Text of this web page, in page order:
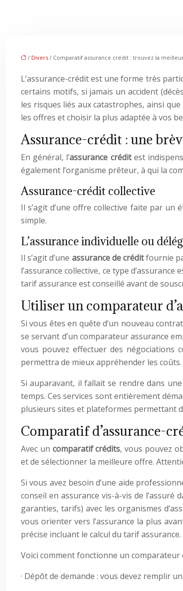
/ Divers / Comparatif assurance crédit : trouvez la
L’assurance-crédit est une forme très
certains motifs, si jamais un accident
les risques liés aux catastrophes, ainsi
les offres et choisir la plus adaptée à vos
Assurance-crédit : une
En général, l’assurance créditest
également l’organisme prêteur, à qui la
Assurance-crédit collective
Il s’agit d’une offre collective faite par
simple.
L’assurance individuelle ou
Il s’agit d’une assurance de créditfournie
l’assurance collective, ce type
tarif assurance est conseillé avant de
Utiliser un comparateur
Si vous êtes en quête d’un nouveau
se servant d’un comparateur assurance
vous pouvez effectuer des négociations
permettra de mieux appréhender les coûts.
Si auparavant, il fallait se rendre dans
temps. Ces services sont entièrement
plusieurs sites et plateformes permettant
Comparatif d’assurance-
Avec un comparatif crédits, vous pouvez
et de sélectionner la meilleure offre.
Si vous avez besoin d’une aide
conseil en assurance vis-à-vis de
garanties, tarifs) avec les organismes
vous orienter vers l’assurance la plus
précise incluant le calcul du tarif assurance.
Voici comment fonctionne un comparateur
· Dépôt de demande : vous devez remplir